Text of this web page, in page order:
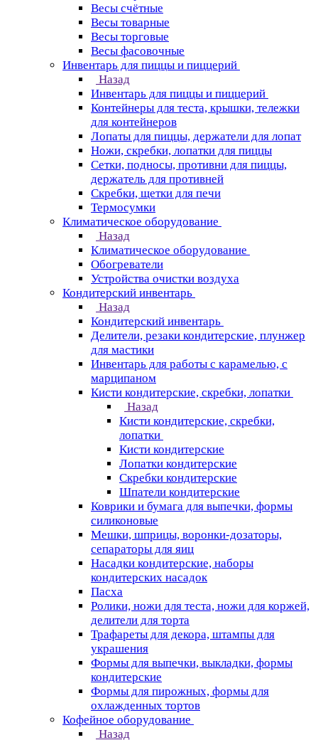
Весы счётные
Весы товарные
Весы торговые
Весы фасовочные
Инвентарь для пиццы и пиццерий
Назад
Инвентарь для пиццы и пиццерий
Контейнеры для теста, крышки, тележки
для контейнеров
Лопаты для пиццы, держатели для лопат
Ножи, скребки, лопатки для пиццы
Сетки, подносы, противни для пиццы,
держатель для противней
Скребки, щетки для печи
Термосумки
Климатическое оборудование
Назад
Климатическое оборудование
Обогреватели
Устройства очистки воздуха
Кондитерский инвентарь
Назад
Кондитерский инвентарь
Делители, резаки кондитерские, плунжер
для мастики
Инвентарь для работы с карамелью, с
марципаном
Кисти кондитерские, скребки, лопатки
Назад
Кисти кондитерские, скребки,
лопатки
Кисти кондитерские
Лопатки кондитерские
Скребки кондитерские
Шпатели кондитерские
Коврики и бумага для выпечки, формы
силиконовые
Мешки, шприцы, воронки-дозаторы,
сепараторы для яиц
Насадки кондитерские, наборы
кондитерских насадок
Пасха
Ролики, ножи для теста, ножи для коржей,
делители для торта
Трафареты для декора, штампы для
украшения
Формы для выпечки, выкладки, формы
кондитерские
Формы для пирожных, формы для
охлажденных тортов
Кофейное оборудование
Назад